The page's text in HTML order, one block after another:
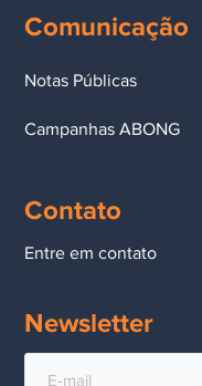
Comunicação
Notas Públicas
Campanhas ABONG
Contato
Entre em contato
Newsletter